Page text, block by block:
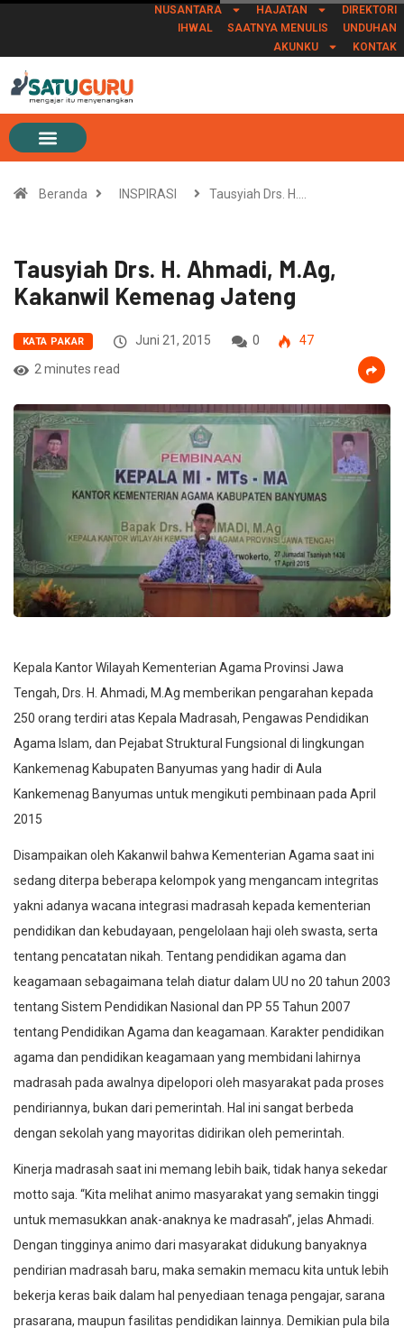
NUSANTARA HAJATAN
DIREKTORI
IHWAL
SAATNYA MENULIS
UNDUHAN
AKUNKU
KONTAK
Beranda INSPIRASI Tausyiah Drs. H.…
Tausyiah Drs. H. Ahmadi, M.Ag,
Kakanwil Kemenag Jateng
KATA PAKAR Juni 21, 2015 0
47
2 minutes read
Kepala Kantor Wilayah Kementerian Agama Provinsi Jawa
Tengah, Drs. H. Ahmadi, M.Ag memberikan pengarahan kepada
250 orang terdiri atas Kepala Madrasah, Pengawas Pendidikan
Agama Islam, dan Pejabat Struktural Fungsional di lingkungan
Kankemenag Kabupaten Banyumas yang hadir di Aula
Kankemenag Banyumas untuk mengikuti pembinaan pada April
2015
Disampaikan oleh Kakanwil bahwa Kementerian Agama saat ini
sedang diterpa beberapa kelompok yang mengancam integritas
yakni adanya wacana integrasi madrasah kepada kementerian
pendidikan dan kebudayaan, pengelolaan haji oleh swasta, serta
tentang pencatatan nikah. Tentang pendidikan agama dan
keagamaan sebagaimana telah diatur dalam UU no 20 tahun 2003
tentang Sistem Pendidikan Nasional dan PP 55 Tahun 2007
tentang Pendidikan Agama dan keagamaan. Karakter pendidikan
agama dan pendidikan keagamaan yang membidani lahirnya
madrasah pada awalnya dipelopori oleh masyarakat pada proses
pendiriannya, bukan dari pemerintah. Hal ini sangat berbeda
dengan sekolah yang mayoritas didirikan oleh pemerintah.
Kinerja madrasah saat ini memang lebih baik, tidak hanya sekedar
motto saja. “Kita melihat animo masyarakat yang semakin tinggi
untuk memasukkan anak-anaknya ke madrasah”, jelas Ahmadi.
Dengan tingginya animo dari masyarakat didukung banyaknya
pendirian madrasah baru, maka semakin memacu kita untuk lebih
bekerja keras baik dalam hal penyediaan tenaga pengajar, sarana
prasarana, maupun fasilitas pendidikan lainnya. Demikian pula bila